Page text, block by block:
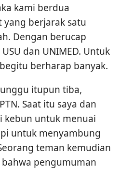
kami berdua
yang berjarak satu
Dengan berucap
dan UNIMED. Untuk
berharap banyak.
itupun tiba,
Saat itu saya dan
kebun untuk menuai
untuk menyambung
teman kemudian
pengumuman